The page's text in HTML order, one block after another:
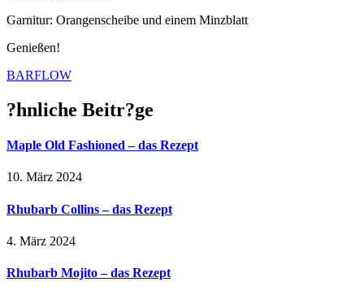
Garnitur: Orangenscheibe und einem Minzblatt
Genießen!
BARFLOW
?hnliche Beitr?ge
Maple Old Fashioned – das Rezept
10. März 2024
Rhubarb Collins – das Rezept
4. März 2024
Rhubarb Mojito – das Rezept